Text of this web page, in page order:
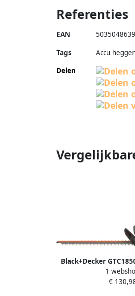
Referenties
EAN
Tags
Accu
Delen
Black+Decker
50cm PC
QW
1
€